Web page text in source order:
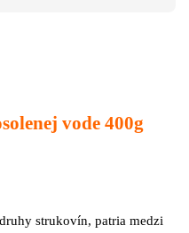
vode 400g
strukovín, patria medzi